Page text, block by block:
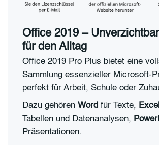
Office 2019 –
für den Alltag
Office 2019 Pro Plus bietet eine
Sammlung essenzieller Microsoft-
perfekt für Arbeit, Schule oder
Dazu gehören Word für Texte, Excel
Tabellen und Datenanalysen,
Präsentationen.